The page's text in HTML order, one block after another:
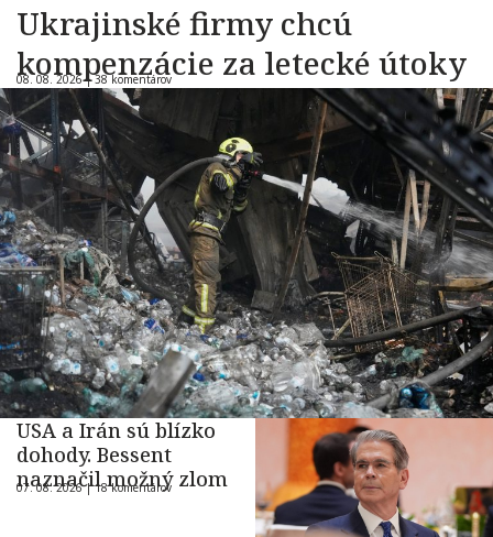
Ukrajinské firmy chcú
kompenzácie za letecké útoky
08. 08. 2026 |38 komentárov
USA a Irán sú blízko
dohody. Bessent
naznačil možný zlom
07. 08. 2026 |18 komentárov